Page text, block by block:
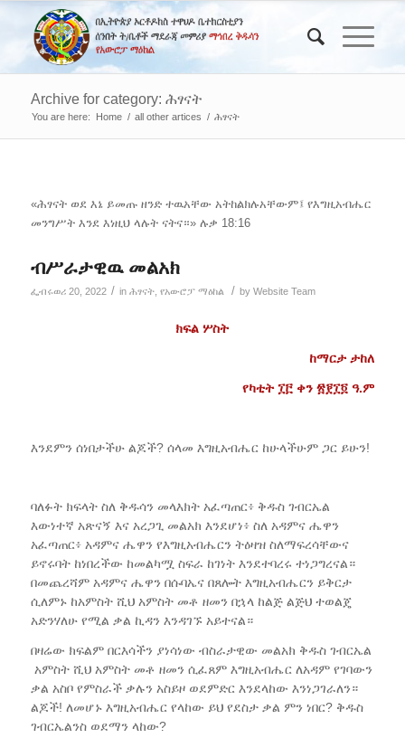
Archive for category: ሕፃናት
You are here: Home / all other artices / ሕፃናት
«ሕፃናት ወደ እኔ ይመጡ ዘንድ ተዉአቸው አትከልክሉአቸውም፤ የእግዚአብሔር
መንግሥት እንደ እነዚህ ላሉት ናትና።» ሉቃ 18:16
ብሥራታዊዉ መልአክ
ፌብሩወሪ 20, 2022 / in ሕፃናት, የአውሮፓ ማዕከል / by Website Team
ክፍል ሦስት
ከማርታ ታከለ
የካቲት ፲፫ ቀን ፳፻፲፬ ዓ.ም
እንደምን ሰነበታችሁ ልጆች? ሰላመ እግዚአብሔር ከሁላችሁም ጋር ይሁን!
ባለፉት ክፍላት ስለ ቅዱሳን መላእክት አፈጣጠር፥ ቅዱስ ገብርኤል
እውነተኛ አጽናኝ እና አረጋጊ መልአክ እንደሆነ፥ ስለ አዳምና ሔዋን
አፈጣጠር፥ አዳምና ሔዋን የእግዚአብሔርን ትዕዛዝ ስለማፍረሳቸውና
ይኖሩባት ከነበረችው ከመልካሟ ስፍራ ከገነት እንደተባረሩ ተነጋግረናል።
በመጨረሻም አዳምና ሔዋን በሱባኤና በጸሎት እግዚአብሔርን ይቅርታ
ሲለምኑ ከአምስት ሺህ አምስት መቶ ዘመን በኋላ ከልጅ ልጅህ ተወልጄ
አድንሃለሁ የሚል ቃል ኪዳን እንዳገኙ አይተናል።
በዛሬው ክፍልም በርእሳችን ያነሳነው ብስራታዊው መልአክ ቅዱስ ገብርኤል
አምስት ሺህ አምስት መቶ ዘመን ሲፈጸም እግዚአብሔር ለአዳም የገባውን
ቃል አስቦ የምስራች ቃሉን አስይዞ ወደምድር እንደላከው እንነጋገራለን።
ልጆች! ለመሆኑ እግዚአብሔር የላከው ይህ የደስታ ቃል ምን ነበር? ቅዱስ
ገብርኤልንስ ወደማን ላከው?